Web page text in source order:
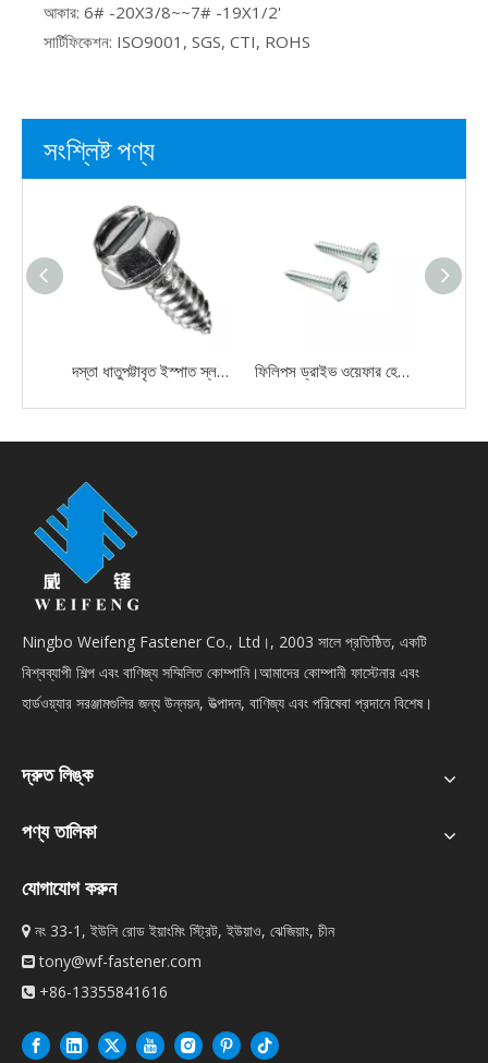
আকার: 6# -20X3/8~~7# -19X1/2'
সার্টিফিকেশন: ISO9001, SGS, CTI, ROHS
সংশ্লিষ্ট পণ্য
দস্তা ধাতুপট্টাবৃত ইস্পাত স্লটেড ড্রাইভ হেক্স ওয়াশার হেড স্ব-ট্যাপিং শীট মেটাল স্ক্রু ফিলিপস ড্রাইভ ওয়েফার হেড সেল্ফ ট্যাপিং জিঙ্ক প্লেটেড সেল্ফ-ট্যাপিং স্ক্রু
Ningbo Weifeng Fastener Co., Ltd।, 2003 সালে প্রতিষ্ঠিত, একটি
বিশ্বব্যাপী শিল্প এবং বাণিজ্য সম্মিলিত কোম্পানি।আমাদের কোম্পানী ফাস্টেনার এবং
হার্ডওয়্যার সরঞ্জামগুলির জন্য উন্নয়ন, উত্পাদন, বাণিজ্য এবং পরিষেবা প্রদানে বিশেষ।
দ্রুত লিঙ্ক
পণ্য তালিকা
যোগাযোগ করুন
 নং 33-1, ইউলি রোড ইয়াংমিং স্ট্রিট, ইউয়াও, ঝেজিয়াং, চীন
 tony@wf-fastener.com
 +86-13355841616